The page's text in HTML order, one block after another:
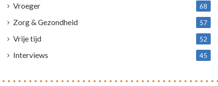
Vroeger 68
Zorg & Gezondheid 57
Vrije tijd 52
Interviews 45